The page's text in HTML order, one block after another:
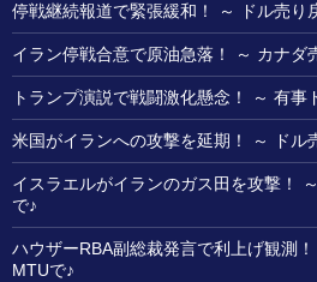
停戦継続報道で緊張緩和！ ～ ドル売り
イラン停戦合意で原油急落！ ～ カナダ
トランプ演説で戦闘激化懸念！ ～ 有事
米国がイランへの攻撃を延期！ ～ ドル
イスラエルがイランのガス田を攻撃！
で♪
ハウザーRBA副総裁発言で利上げ観測
MTUで♪